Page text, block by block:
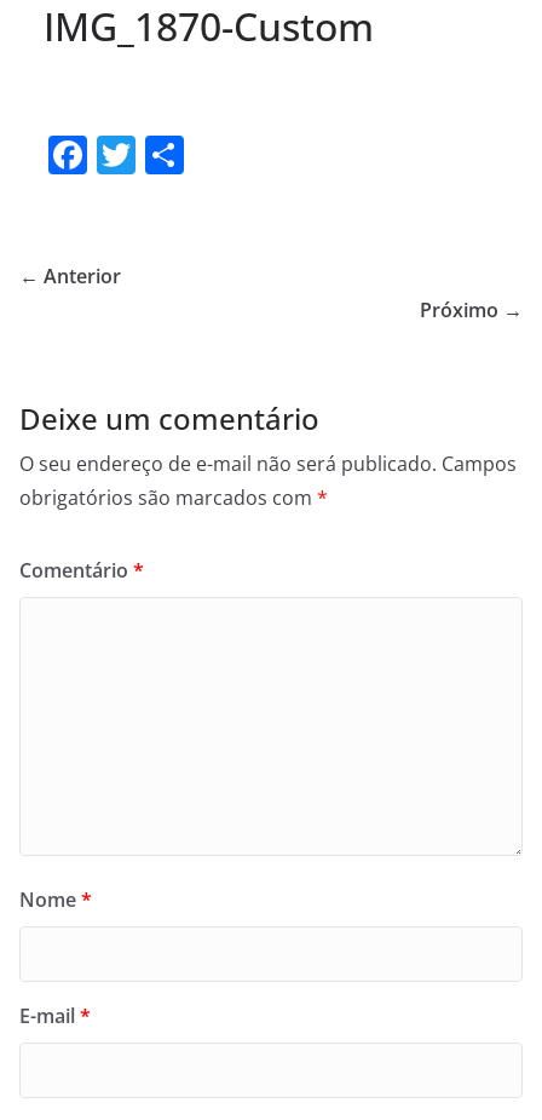
IMG_1870-Custom
F
e
k
T
← Anterior
Próximo →
Deixe um comentário
O seu endereço de e-mail não será publicado. Campos
obrigatórios são marcados com *
Comentário *
Nome*
E-mail*